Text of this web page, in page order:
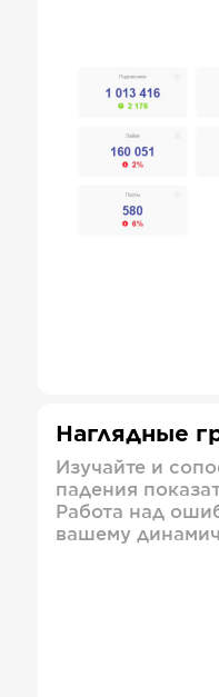
Наглядные
Изучайте и
падения
Работа над
вашему